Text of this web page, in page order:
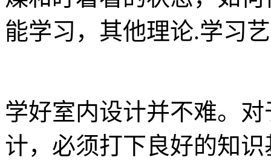
能学习，其他理论.学习
学好室内设计并不难。
计，必须打下良好的知